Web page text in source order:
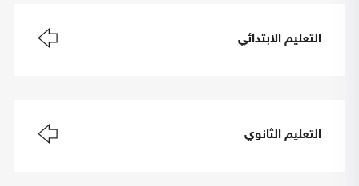
التعليم الابتدائي
التعليم الثانوي